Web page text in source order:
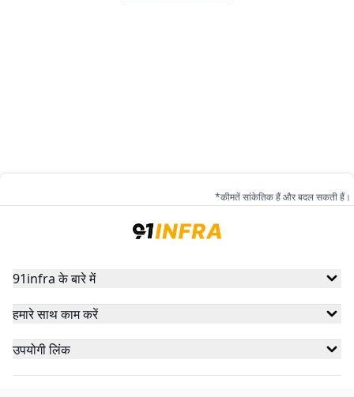
*कीमतें सांकेतिक हैं और बदल सकती हैं।
91infra के बारे में
हमारे साथ काम करें
उपयोगी लिंक